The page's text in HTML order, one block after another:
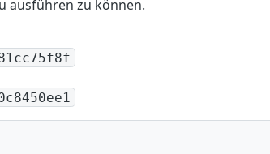
ausführen zu können.